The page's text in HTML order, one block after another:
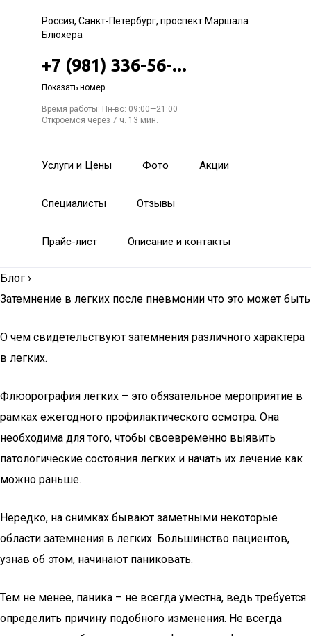
Россия, Санкт-Петербург, проспект Маршала
Блюхера
+7 (981) 336-56-...
Показать номер
Время работы: Пн-вс: 09:00—21:00
Откроемся через 7 ч. 13 мин.
Услуги и Цены Фото Акции
Специалисты Отзывы
Прайс-лист Описание и контакты
Блог ›
Затемнение в легких после пневмонии что это может быть
О чем свидетельствуют затемнения различного характера
в легких.
Флюорография легких – это обязательное мероприятие в
рамках ежегодного профилактического осмотра. Она
необходима для того, чтобы своевременно выявить
патологические состояния легких и начать их лечение как
можно раньше.
Нередко, на снимках бывают заметными некоторые
области затемнения в легких. Большинство пациентов,
узнав об этом, начинают паниковать.
Тем не менее, паника – не всегда уместна, ведь требуется
определить причину подобного изменения. Не всегда